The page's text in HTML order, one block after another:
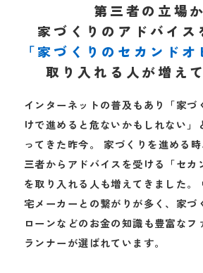
第三者の立場
家づくりのアドバイス
「家づくりのセカンドオ
取り入れる人が増え
インターネットの普及もあり「家づ
けで進めると危ないかもしれない」
ってきた昨今。
家づくりを進める
三者からアドバイスを受ける「セカ
を取り入れる人も増えてきました。
宅メーカーとの繋がりが多く、家づ
ローンなどのお金の知識も豊富な フ
ランナーが選ばれています。